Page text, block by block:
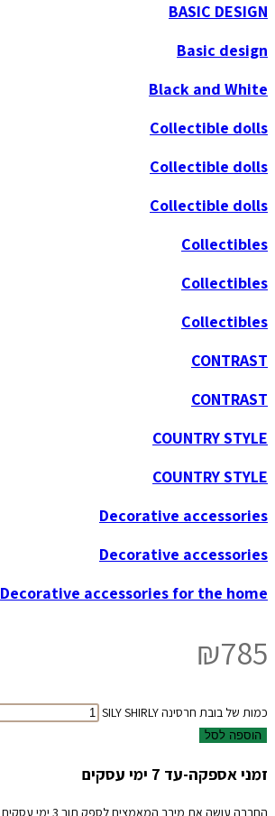
BASIC DESIGN
Basic design
Black and White
Collectible dolls
Collectible dolls
Collectible dolls
Collectibles
Collectibles
Collectibles
CONTRAST
CONTRAST
COUNTRY STYLE
COUNTRY STYLE
Decorative accessories
Decorative accessories
Decorative accessories for the home
₪785
כמות של בובת חרסינה SILY SHIRLY
הוספה לסל
זמני אספקה-עד 7 ימי עסקים